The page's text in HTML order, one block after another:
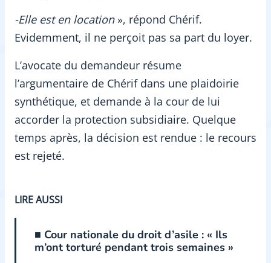
-Elle est en location», répond Chérif.
Evidemment, il ne perçoit pas sa part du loyer.
L’avocate du demandeur résume
l’argumentaire de Chérif dans une plaidoirie
synthétique, et demande à la cour de lui
accorder la protection subsidiaire. Quelque
temps après, la décision est rendue : le recours
est rejeté.
LIRE AUSSI
■ Cour nationale du droit d’asile : « Ils
m’ont torturé pendant trois semaines »